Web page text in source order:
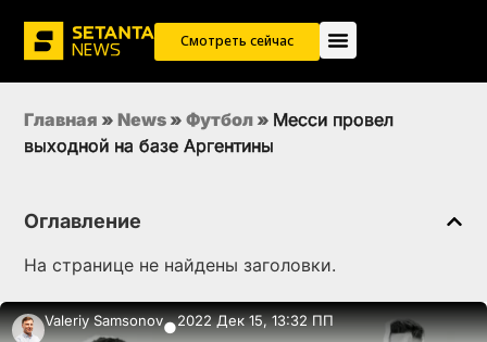
Смотреть сейчас
Главная » News » Футбол » Месси провел
выходной на базе Аргентины
Оглавление
На странице не найдены заголовки.
Valeriy Samsonov●2022 Дек 15, 13:32 ПП